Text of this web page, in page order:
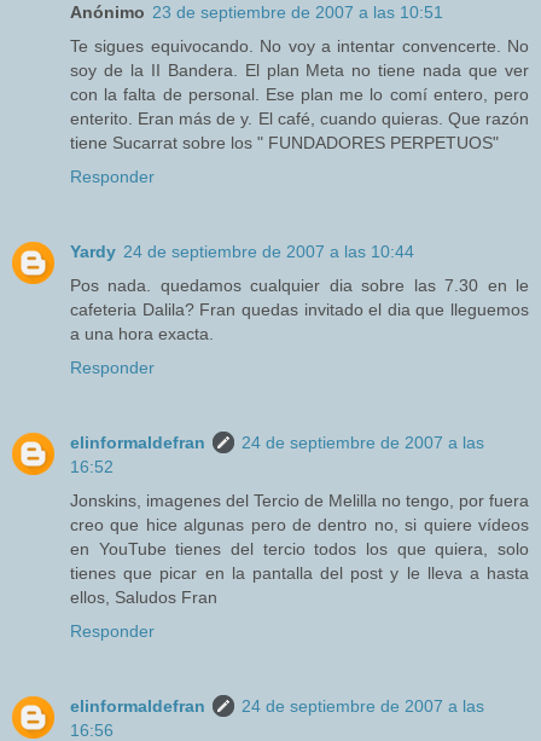
Anónimo 23 de septiembre de 2007 a las 10:51
Te sigues equivocando. No voy a intentar convencerte. No
soy de la II Bandera. El plan Meta no tiene nada que ver
con la falta de personal. Ese plan me lo comí entero, pero
enterito. Eran más de y. El café, cuando quieras. Que razón
tiene Sucarrat sobre los " FUNDADORES PERPETUOS"
Responder
Yardy 24 de septiembre de 2007 a las 10:44
Pos nada. quedamos cualquier dia sobre las 7.30 en le
cafeteria Dalila? Fran quedas invitado el dia que lleguemos
a una hora exacta.
Responder
elinformaldefran
24 de septiembre de 2007 a las
16:52
Jonskins, imagenes del Tercio de Melilla no tengo, por fuera
creo que hice algunas pero de dentro no, si quiere vídeos
en YouTube tienes del tercio todos los que quiera, solo
tienes que picar en la pantalla del post y le lleva a hasta
ellos, Saludos Fran
Responder
elinformaldefran
24 de septiembre de 2007 a las
16:56